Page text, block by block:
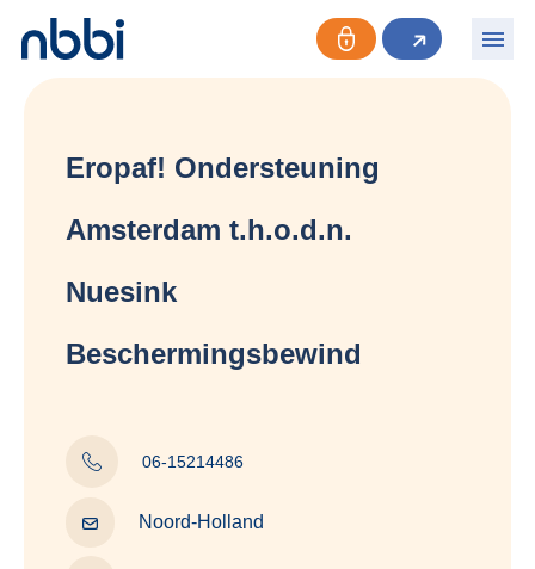
Eropaf! Ondersteuning
Amsterdam t.h.o.d.n.
Nuesink
Beschermingsbewind
06-15214486
Noord-Holland